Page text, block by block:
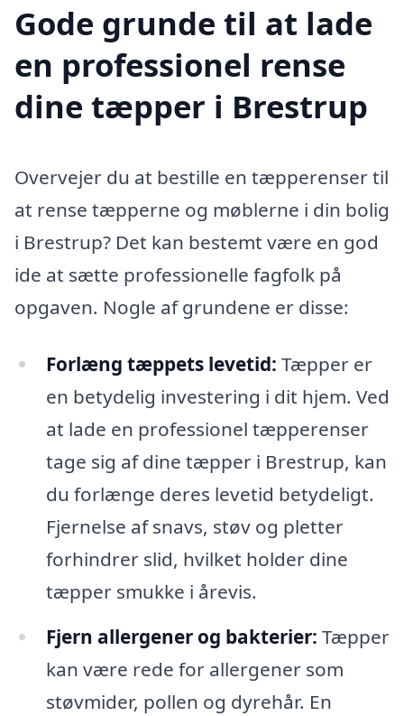
Gode grunde til at lade
en professionel rense
dine tæpper i Brestrup
Overvejer du at bestille en tæpperenser til
at rense tæpperne og møblerne i din bolig
i Brestrup? Det kan bestemt være en god
ide at sætte professionelle fagfolk på
opgaven. Nogle af grundene er disse:
Forlæng tæppets levetid: Tæpper er
en betydelig investering i dit hjem. Ved
at lade en professionel tæpperenser
tage sig af dine tæpper i Brestrup, kan
du forlænge deres levetid betydeligt.
Fjernelse af snavs, støv og pletter
forhindrer slid, hvilket holder dine
tæpper smukke i årevis.
Fjern allergener og bakterier: Tæpper
kan være rede for allergener som
støvmider, pollen og dyrehår. En